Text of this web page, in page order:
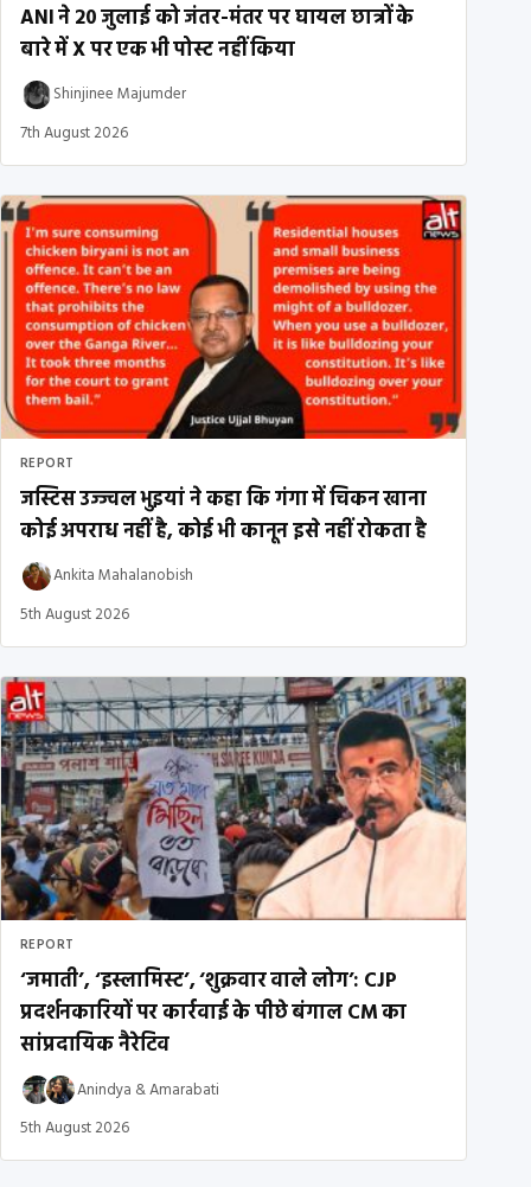
ANI ने 20 जुलाई को जंतर-मंतर पर घायल छात्रों के
बारे में X पर एक भी पोस्ट नहीं किया
Shinjinee Majumder
7th August 2026
REPORT
जस्टिस उज्ज्वल भुइयां ने कहा कि गंगा में चिकन खाना
कोई अपराध नहीं है, कोई भी कानून इसे नहीं रोकता है
Ankita Mahalanobish
5th August 2026
REPORT
‘जमाती’, ‘इस्लामिस्ट’, ‘शुक्रवार वाले लोग’: CJP
प्रदर्शनकारियों पर कार्रवाई के पीछे बंगाल CM का
सांप्रदायिक नैरेटिव
Anindya &Amarabati
5th August 2026